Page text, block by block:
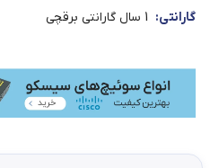
گارانتی: 1 سال گارانتی برقچی